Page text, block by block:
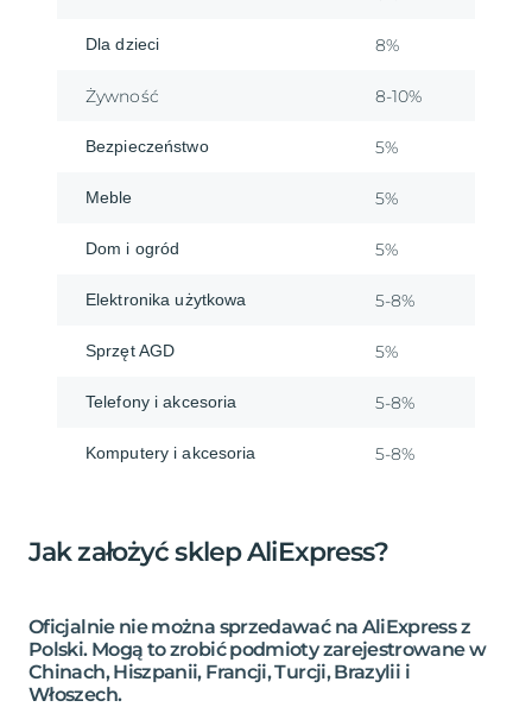
Dla dzieci 8%
Żywność 8-10%
Bezpieczeństwo 5%
Meble 5%
Dom i ogród 5%
Elektronika użytkowa 5-8%
Sprzęt AGD 5%
Telefony i akcesoria 5-8%
Komputery i akcesoria 5-8%
Jak założyć sklep AliExpress?
Oficjalnie nie można sprzedawać na AliExpress z
Polski. Mogą to zrobić podmioty zarejestrowane w
Chinach, Hiszpanii, Francji, Turcji, Brazylii i
Włoszech.